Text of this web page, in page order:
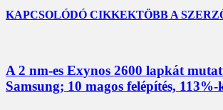
KAPCSOLÓDÓ CIKKEKTÖBB A
A 2 nm-es Exynos 2600 lapkát
Samsung; 10 magos felépítés,